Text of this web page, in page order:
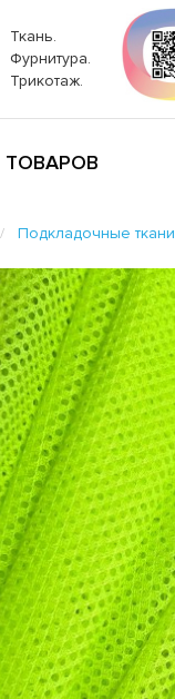
Ткань.
Фурнитура.
Трикотаж.
ТОВАРОВ
Подкладочные ткани